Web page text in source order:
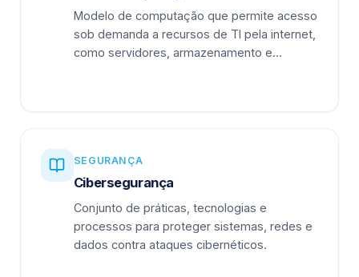
Modelo de computação que permite acesso
sob demanda a recursos de TI pela internet,
como servidores, armazenamento e
SEGURANÇA
Cibersegurança
Conjunto de práticas, tecnologias e
processos para proteger sistemas, redes e
dados contra ataques cibernéticos.